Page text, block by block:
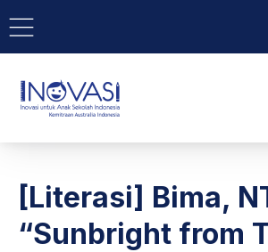
BAR NAVIGATION
INOVASI - Untuk
[Literasi] Bima,
“Sunbright from